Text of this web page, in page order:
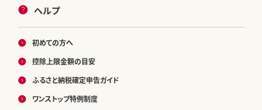
ヘルプ
初めての方へ
控除上限金額の目安
ふるさと納税確定申告ガイド
ワンストップ特例制度